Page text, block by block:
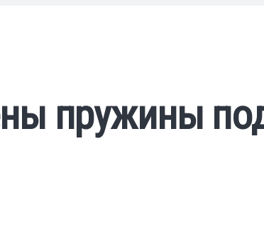
пружины